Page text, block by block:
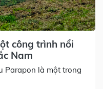
công trình nổi
Nam
Parapon là một trong